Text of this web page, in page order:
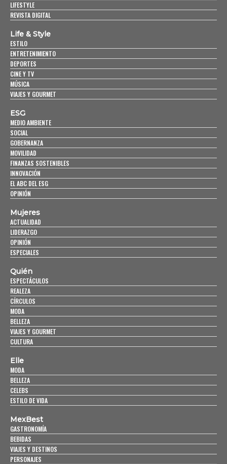
LIFESTYLE
REVISTA DIGITAL
Life & Style
ESTILO
ENTRETENIMIENTO
DEPORTES
CINE Y TV
MÚSICA
VIAJES Y GOURMET
ESG
MEDIO AMBIENTE
SOCIAL
GOBERNANZA
MOVILIDAD
FINANZAS SOSTENIBLES
INNOVACIÓN
EL ABC DEL ESG
OPINIÓN
Mujeres
ACTUALIDAD
LIDERAZGO
OPINIÓN
ESPECIALES
Quién
ESPECTÁCULOS
REALEZA
CÍRCULOS
MODA
BELLEZA
VIAJES Y GOURMET
CULTURA
Elle
MODA
BELLEZA
CELEBS
ESTILO DE VIDA
MexBest
GASTRONOMÍA
BEBIDAS
VIAJES Y DESTINOS
PERSONAJES